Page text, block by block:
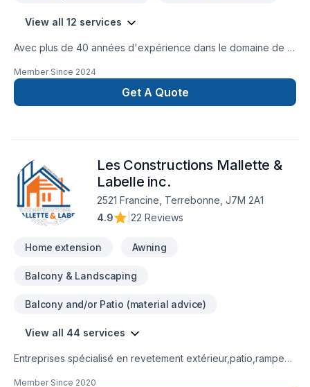
View all 12 services
Avec plus de 40 années d'expérience dans le domaine de la
son expertise en adaptation domiciliaire, Agrandissement de
maison, garage, deuxième et troisième étages, Après-
sinistre, rénovation générale, commercial, industriel. Nous
conseils sur mesure et un service clé en main irréprochable.
Confiez votre projet à une équipe qui a à cœur votre
satisfaction.
Member Since 2024
Get A Quote
Les Constructions Mallette &
Labelle inc.
2521 Francine, Terrebonne, J7M 2A1
4.9
22 Reviews
Home extension Awning
Balcony & Landscaping
Balcony and/or Patio (material advice)
View all 44 services
Entreprises spécialisé en revetement extérieur,patio,rampe
Member Since 2020